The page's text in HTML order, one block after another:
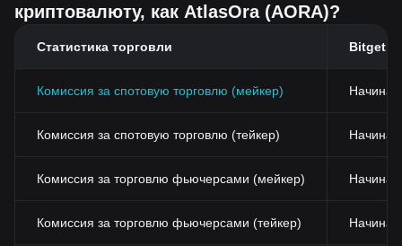
криптовалюту, как AtlasOra (AORA)?
Статистика торговли Bitget
Комиссия за спотовую торговлю (мейкер)
Комиссия за спотовую торговлю (тейкер)
Комиссия за торговлю фьючерсами (мейкер)
Комиссия за торговлю фьючерсами (тейкер)